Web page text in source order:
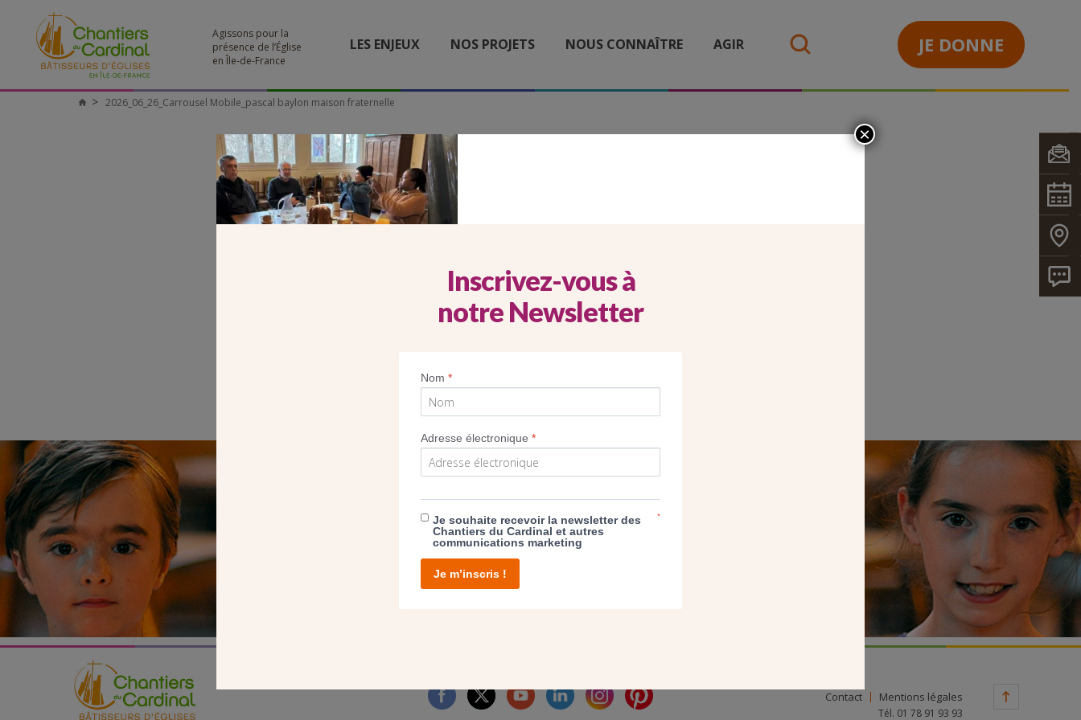
Agissons pour la
présence de l’Église
en Île-de-France
LES ENJEUX NOS PROJETS NOUS CONNAÎTRE AGIR JE DONNE
Chantiers
2026_06_26_Carrousel Mobile_pascal baylon maison fraternelle
2026_06_26_CARROUSEL MOBILE_PASCAL
BAYLON MAISON FRATERNELLE
SEUL VOTRE DON
NOUS PERMET D’AGIR
facebook twitter youtube linkedin instagram
Contact Mentions légales
Tél. 01 78 91 93 93
Inscrivez-vous à
notre Newsletter
Nom*
Adresse électronique*
Je souhaite recevoir la newsletter des
Chantiers du Cardinal et autres
communications marketing
*
Je m’inscris !
×